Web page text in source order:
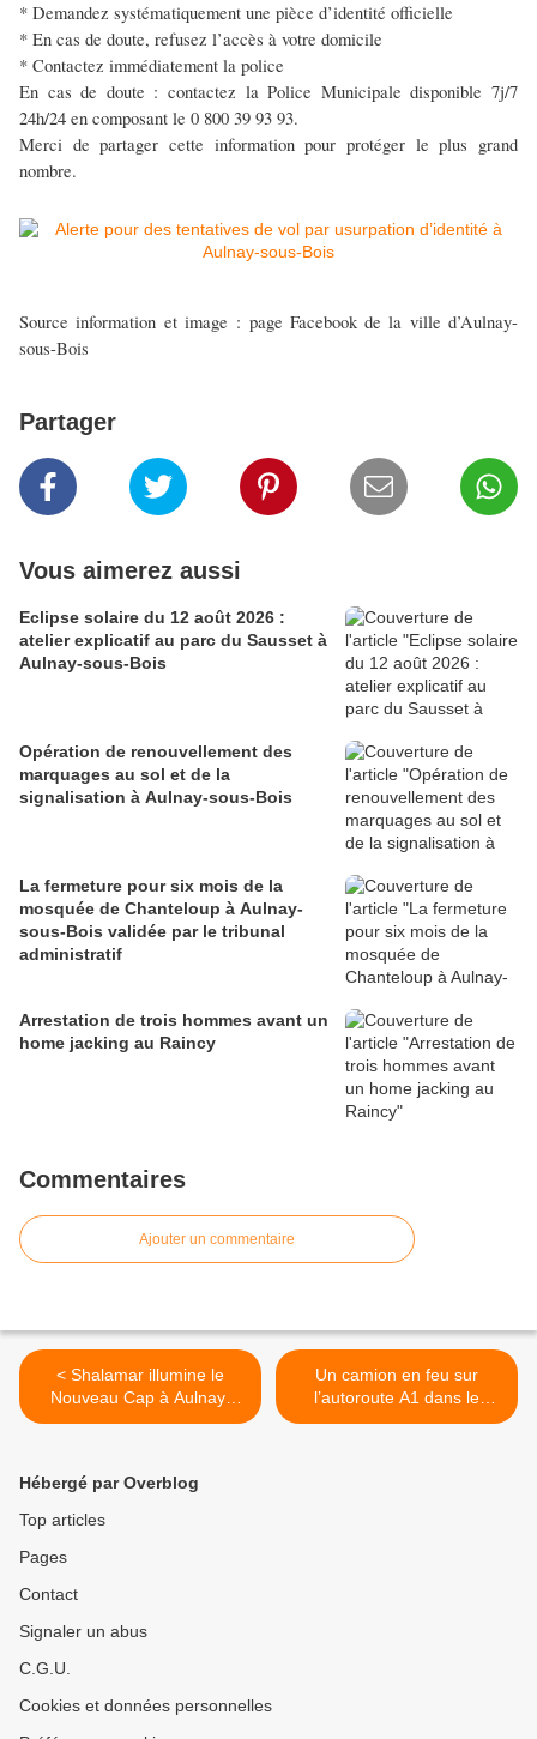
* Demandez systématiquement une pièce d’identité officielle
* En cas de doute, refusez l’accès à votre domicile
* Contactez immédiatement la police
En cas de doute : contactez la Police Municipale disponible 7j/7
24h/24 en composant le 0 800 39 93 93.
Merci de partager cette information pour protéger le plus grand
nombre.
Source information et image : page Facebook de la ville d’Aulnay-
sous-Bois
Partager
Vous aimerez aussi
Eclipse solaire du 12 août 2026 :
atelier explicatif au parc du Sausset à
Aulnay-sous-Bois
Opération de renouvellement des
marquages au sol et de la
signalisation à Aulnay-sous-Bois
La fermeture pour six mois de la
mosquée de Chanteloup à Aulnay-
sous-Bois validée par le tribunal
administratif
Arrestation de trois hommes avant un
home jacking au Raincy
Commentaires
Ajouter un commentaire
< Shalamar illumine le
Nouveau Cap à Aulnay-
sous-Bois avec un concert
Un camion en feu sur
l’autoroute A1 dans le
tunnel du Landy >
Hébergé par Overblog
Top articles
Pages
Contact
Signaler un abus
C.G.U.
Cookies et données personnelles